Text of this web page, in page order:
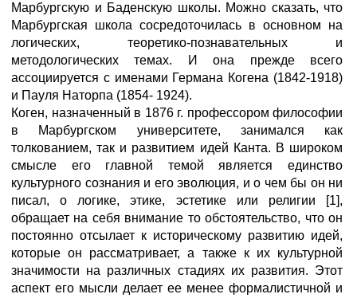
Марбургскую и Баденскую школы. Можно сказать, что
Марбургская школа сосредоточилась в основном на
логических, теоретико-познавательных и
методологических темах. И она прежде всего
ассоциируется с именами Германа Когена (1842-1918)
и Пауля Наторпа (1854- 1924).
Коген, назначенный в 1876 г. профессором философии
в Марбургском университете, занимался как
толкованием, так и развитием идей Канта. В широком
смысле его главной темой является единство
культурного сознания и его эволюция, и о чем бы он ни
писал, о логике, этике, эстетике или религии [1],
обращает на себя внимание то обстоятельство, что он
постоянно отсылает к историческому развитию идей,
которые он рассматривает, а также к их культурной
значимости на различных стадиях их развития. Этот
аспект его мысли делает ее менее формалистичной и